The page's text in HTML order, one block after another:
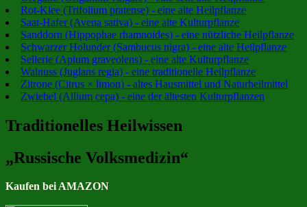
Rot-Klee (Trifolium pratense) - eine alte Heilpflanze
Saat-Hafer (Avena sativa) - eine alte Kulturpflanze
Sanddorn (Hippophae rhamnoides) - eine nützliche Heilpflanze
Schwarzer Holunder (Sambucus nigra) - eine alte Heilpflanze
Sellerie (Apium graveolens) - eine alte Kulturpflanze
Walnuss (Juglans regia) - eine traditionelle Heilpflanze
Zitrone (Citrus × limon) - altes Hausmittel und Naturheilmittel
Zwiebel (Allium cepa) - eine der ältesten Kulturpflanzen
Traditionelles Heilwissen
„Russische Volksmedizin“
Kaufen bei AMAZON